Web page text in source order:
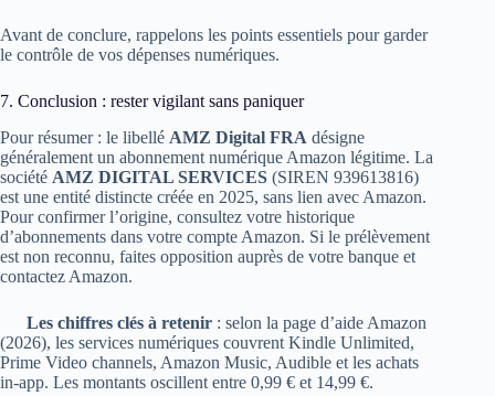
Avant de conclure, rappelons les points essentiels pour garder
le contrôle de vos dépenses numériques.
7. Conclusion : rester vigilant sans paniquer
Pour résumer : le libellé AMZ Digital FRA désigne
généralement un abonnement numérique Amazon légitime. La
société AMZ DIGITAL SERVICES (SIREN 939613816)
est une entité distincte créée en 2025, sans lien avec Amazon.
Pour confirmer l’origine, consultez votre historique
d’abonnements dans votre compte Amazon. Si le prélèvement
est non reconnu, faites opposition auprès de votre banque et
contactez Amazon.
Les chiffres clés à retenir : selon la page d’aide Amazon
(2026), les services numériques couvrent Kindle Unlimited,
Prime Video channels, Amazon Music, Audible et les achats
in-app. Les montants oscillent entre 0,99 € et 14,99 €.